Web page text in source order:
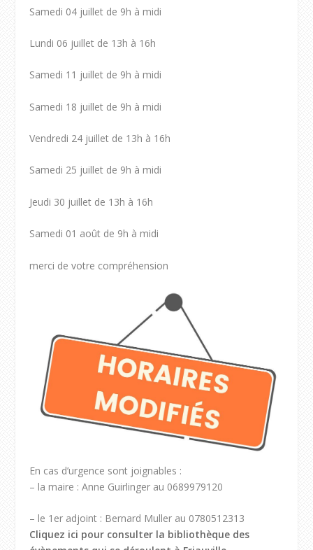
Samedi 04 juillet de 9h à midi
Lundi 06 juillet de 13h à 16h
Samedi 11 juillet de 9h à midi
Samedi 18 juillet de 9h à midi
Vendredi 24 juillet de 13h à 16h
Samedi 25 juillet de 9h à midi
Jeudi 30 juillet de 13h à 16h
Samedi 01 août de 9h à midi
merci de votre compréhension
En cas d’urgence sont joignables :
– la maire : Anne Guirlinger au 0689979120
– le 1er adjoint : Bernard Muller au 0780512313
Cliquez ici pour consulter la bibliothèque des